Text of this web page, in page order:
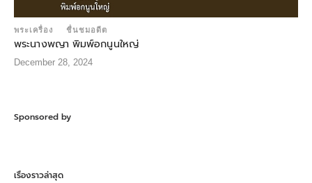
พระเครื่อง ชื่นชมอดีต
พระนางพญา พิมพ์อกนูนใหญ่
December 28, 2024
Sponsored by
เรื่องราวล่าสุด